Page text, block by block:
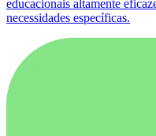
educacionais altamente
necessidades específicas.